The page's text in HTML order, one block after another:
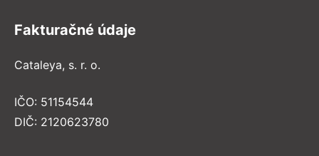
Fakturačné údaje
Cataleya, s. r. o.
IČO: 51154544
DIČ: 2120623780